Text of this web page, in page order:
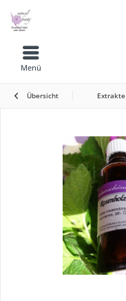
Menü
Übersicht Extrakte